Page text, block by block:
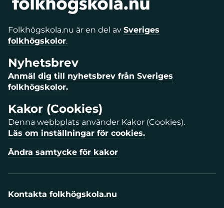
Folkhögskola.nu är en del av Sveriges
folkhögskolor.
Nyhetsbrev
Anmäl dig till nyhetsbrev från Sveriges
folkhögskolor.
Kakor (Cookies)
Denna webbplats använder Kakor (Cookies).
Läs om inställningar för cookies.
Ändra samtycke för kakor
Kontakta folkhögskola.nu